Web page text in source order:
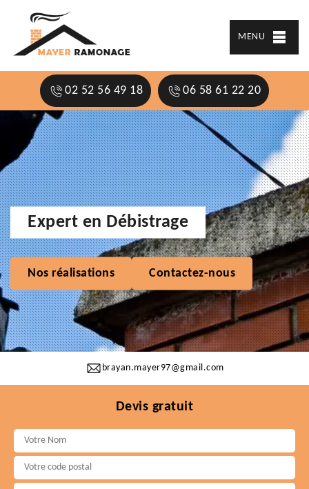
MENU
02 52 56 49 18 06 58 61 22 20
brayan.mayer97@gmail.com
Expert en Débistrage
Nos réalisations Contactez-nous
Devis gratuit